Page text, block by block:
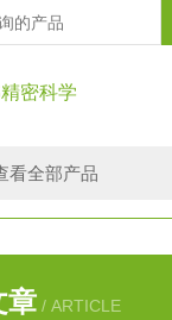
密科学
看全部产品
章 / ARTICLE